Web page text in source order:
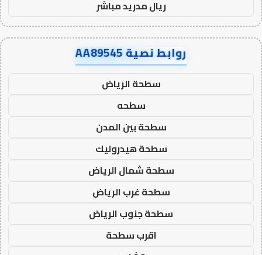
ريال مدريد مباشر
روابط نصية AA89545
سطحة الرياض
سطحه
سطحة بين المدن
سطحة هيدروليك
سطحة شمال الرياض
سطحة غرب الرياض
سطحة جنوب الرياض
اقرب سطحة